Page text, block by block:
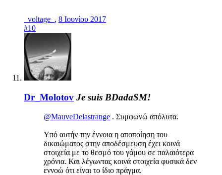
_voltage_ , 8 Ιουνίου 2017
#10
Dr_Molotov Je suis BDadaSM!
@MauveDelastrange . Συμφωνώ απόλυτα.
Υπό αυτήν την έννοια η αποποίηση του
δικαιώματος στην αποδέσμευση έχει κοινά
στοιχεία με το θεσμό του γάμου σε παλαιότερα
χρόνια. Και λέγωντας κοινά στοιχεία φυσικά δεν
εννοώ ότι είναι το ίδιο πράγμα.